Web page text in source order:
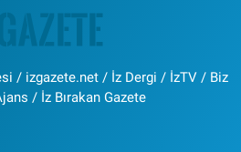
/ izgazete.net / İz Dergi / İzTV / Biz
/ İz Bırakan Gazete